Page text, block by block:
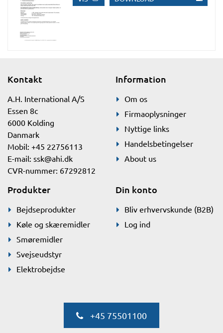
Kontakt
A.H. International A/S
Essen 8c
6000 Kolding
Danmark
Mobil: +45 22756113
E-mail: ssk@ahi.dk
CVR-nummer: 67292812
Information
Om os
Firmaoplysninger
Nyttige links
Handelsbetingelser
About us
Produkter
Bejdseprodukter
Køle og skæremidler
Smøremidler
Svejseudstyr
Elektrobejdse
Din konto
Bliv erhvervskunde (B2B)
Log ind
+45 75501100